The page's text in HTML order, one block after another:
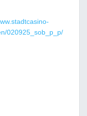
020925_sob_p_p/